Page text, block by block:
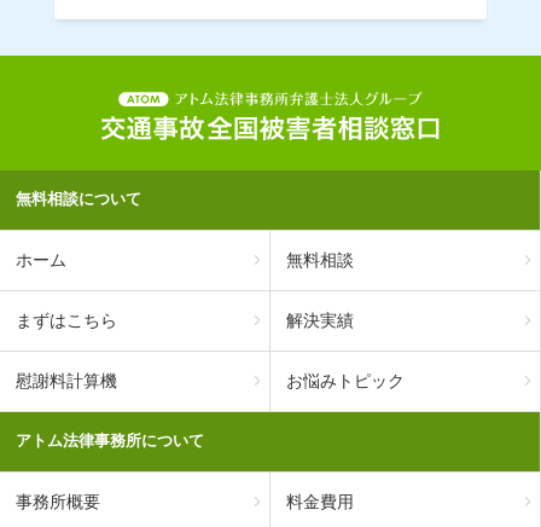
無料相談について
ホーム 無料相談
まずはこちら 解決実績
慰謝料計算機 お悩みトピック
アトム法律事務所について
事務所概要 料金費用